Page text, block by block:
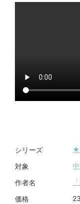
シリーズ ★
対象
作者名
価格